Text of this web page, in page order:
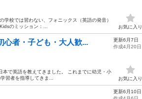
校では習わない、フォニックス（英語の発音）
のミッション：...
お気に入り
心者・子ども・大人歓...
で英語を教えてきました。 これまでに幼児・小
習者を指導してきま...
更新6月7日
作成4月20日
お気に入り
更新6月10日